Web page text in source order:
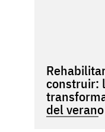
construir:
del verano